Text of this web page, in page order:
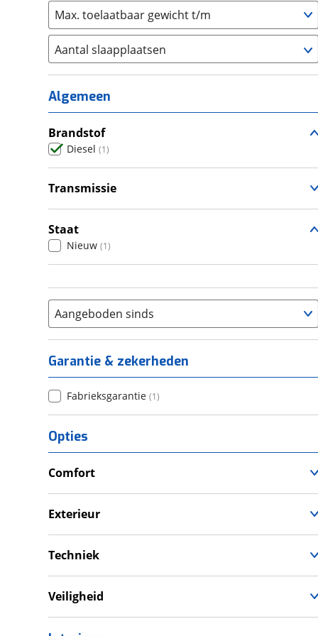
Max. toelaatbaar gewicht t/m
Aantal slaapplaatsen
1 (0)
2 (0)
3 (0)
4 (0)
5 (0)
6+ (0)
Algemeen
Brandstof
Diesel (1)
Transmissie
Staat
Nieuw (1)
Aangeboden sinds
Garantie & zekerheden
Fabrieksgarantie (1)
Opties
Comfort
Verwarmde leefruimte
Exterieur
Techniek
Veiligheid